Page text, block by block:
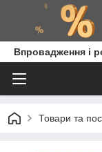
Впровадження і
Товари та